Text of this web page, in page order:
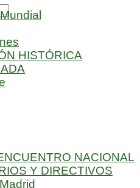
HISTÓRICA
NACIONAL
Y DIRECTIVOS